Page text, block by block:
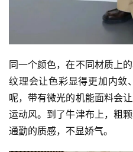
同一个颜色，在不同材质上
纹理会让色彩显得更加内敛
呢，带有微光的机能面料会
运动风。到了牛津布上，粗
通勤的质感，不显娇气。